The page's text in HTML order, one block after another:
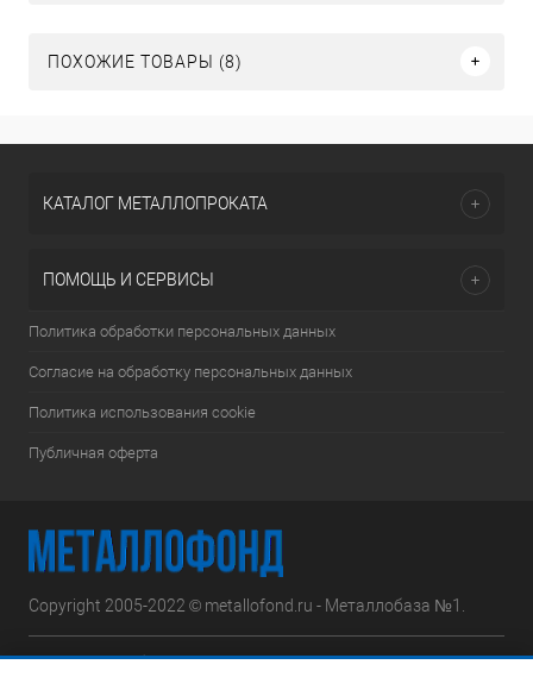
ПОХОЖИЕ ТОВАРЫ (8)
КАТАЛОГ МЕТАЛЛОПРОКАТА
ПОМОЩЬ И СЕРВИСЫ
Политика обработки персональных данных
Согласие на обработку персональных данных
Политика использования cookie
Публичная оферта
Copyright 2005-2022 © metallofond.ru - Металлобаза №1.
Московская область, Ступинский р-н, д.Сотниково,